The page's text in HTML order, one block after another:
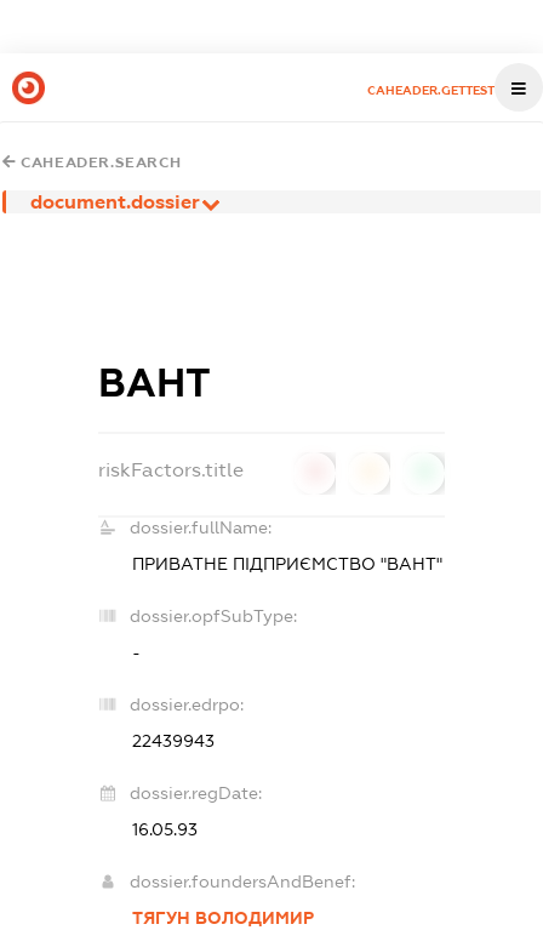
CAHEADER.GETTEST
CAHEADER.SEARCH
document.dossier
ВАНТ
riskFactors.title
dossier.fullName:
ПРИВАТНЕ ПІДПРИЄМСТВО "ВАНТ"
dossier.opfSubType:
-
dossier.edrpo:
22439943
dossier.regDate:
16.05.93
dossier.foundersAndBenef:
ТЯГУН ВОЛОДИМИР